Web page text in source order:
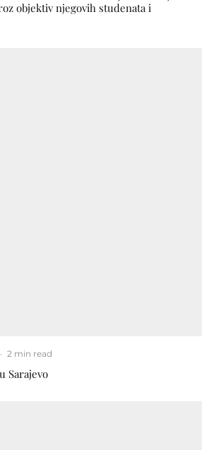
objektiv njegovih studenata i
· 2 min read
Sarajevo